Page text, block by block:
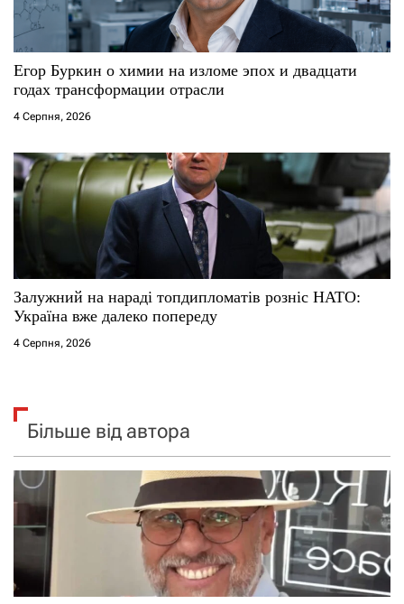
Егор Буркин о химии на изломе эпох и двадцати
годах трансформации отрасли
4 Серпня, 2026
Залужний на нараді топдипломатів розніс НАТО:
Україна вже далеко попереду
4 Серпня, 2026
Більше від автора